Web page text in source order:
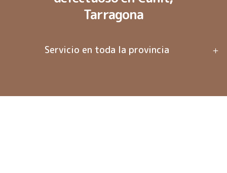
Tarragona
Servicio en toda la provincia